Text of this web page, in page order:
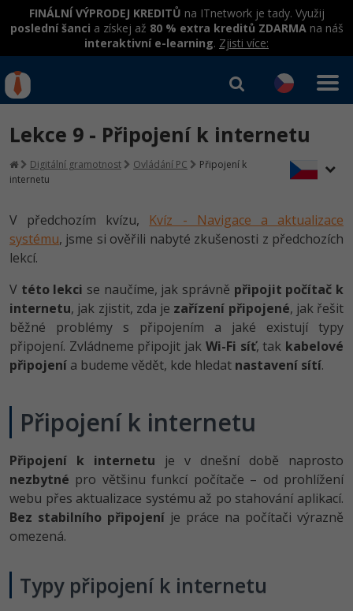
FINÁLNÍ VÝPRODEJ KREDITŮ na ITnetwork je tady. Využij
poslední šanci a získej až 80 % extra kreditů ZDARMAna náš
interaktivní e-learning. Zjisti více:
Rekvalifikace a kurzy
hrazené úřadem práce
Umělá inteligence v praxi
Školení
Objektové programování - OOP
Umělá inteligence
SQL a databáze
Testování a verzování
UML a návrhové vzory
Školení dle technologií
C# .NET
Java
JavaScript
Python
HTML / CSS
Junior programátor
Senior programátor
Front-end developer
Vývojář mobilních aplikací
C# Game developer
Webdesigner
Tester
Grafik / UX/UI návrhář
Kurzy programování
Java -80%
C#.NET -80%
Python -80%
PHP -80%
C++ -80%
Swift -80%
C -80%
Testování softwaru
Datová analýza
Digitální gramotnost
SEO -30%
UX
Kryptoměny -25%
Přihlásit se | Registrovat
Lekce 9 - Připojení k internetu
Digitální gramotnost Ovládání PC
Připojení k
internetu
V předchozím kvízu, Kvíz - Navigace a aktualizace
systému, jsme si ověřili nabyté zkušenosti z předchozích
lekcí.
V této lekci se naučíme, jak správně připojit počítač k
internetu, jak zjistit, zda je zařízení připojené, jak řešit
běžné problémy s připojením a jaké existují typy
připojení. Zvládneme připojit jak Wi-Fi síť, tak kabelové
připojení a budeme vědět, kde hledat nastavení sítí.
Připojení k internetu
Připojení k internetu je v dnešní době naprosto
nezbytné pro většinu funkcí počítače – od prohlížení
webu přes aktualizace systému až po stahování aplikací.
Bez stabilního připojení je práce na počítači výrazně
omezená.
Typy připojení k internetu